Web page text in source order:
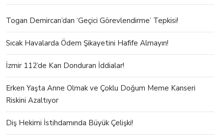
Togan Demircan’dan ‘Geçici Görevlendirme’ Tepkisi!
Sıcak Havalarda Ödem Şikayetini Hafife Almayın!
İzmir 112’de Kan Donduran İddialar!
Erken Yaşta Anne Olmak ve Çoklu Doğum Meme Kanseri
Riskini Azaltıyor
Diş Hekimi İstihdamında Büyük Çelişki!